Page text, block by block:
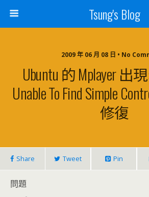
Tsung's Blog
2009 年 06 月 08 日 • No
Ubuntu 的 Mplayer 出現
Unable To Find Simple
修復
Share Tweet Pin
問題